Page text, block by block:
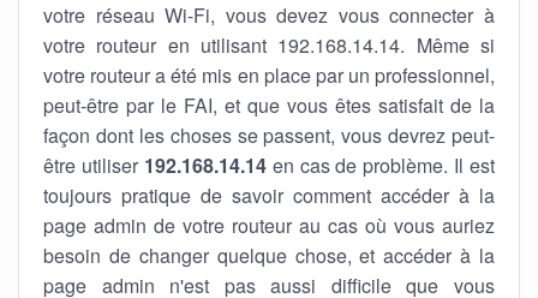
votre réseau Wi-Fi, vous devez vous connecter à
votre routeur en utilisant 192.168.14.14. Même si
votre routeur a été mis en place par un professionnel,
peut-être par le FAI, et que vous êtes satisfait de la
façon dont les choses se passent, vous devrez peut-
être utiliser 192.168.14.14en cas de problème. Il est
toujours pratique de savoir comment accéder à la
page admin de votre routeur au cas où vous auriez
besoin de changer quelque chose, et accéder à la
page admin n'est pas aussi difficile que vous